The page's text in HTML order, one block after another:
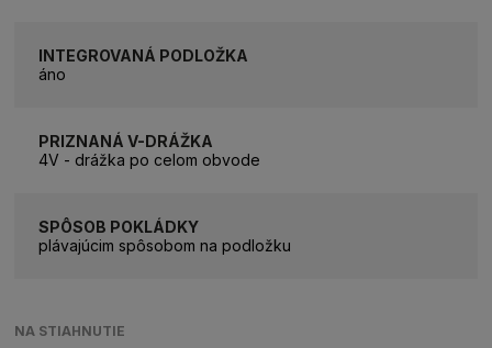
INTEGROVANÁ PODLOŽKA
áno
PRIZNANÁ V-DRÁŽKA
4V - drážka po celom obvode
SPÔSOB POKLÁDKY
plávajúcim spôsobom na podložku
NA STIAHNUTIE